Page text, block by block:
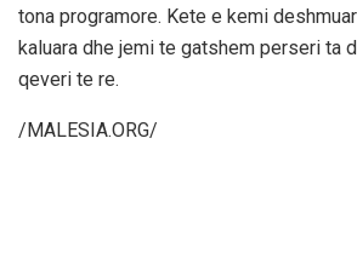
tona programore. Kete e kemi
kaluara dhe jemi te gatshem perseri ta
qeveri te re.
/MALESIA.ORG/